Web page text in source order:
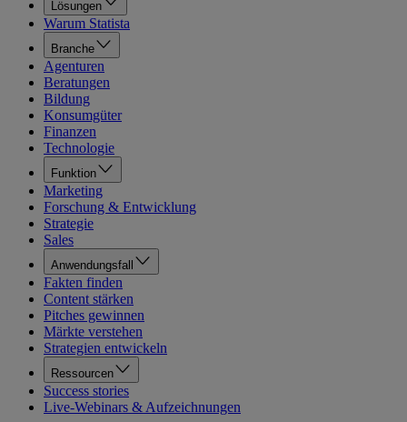
Lösungen
Warum Statista
Branche
Agenturen
Beratungen
Bildung
Konsumgüter
Finanzen
Technologie
Funktion
Marketing
Forschung & Entwicklung
Strategie
Sales
Anwendungsfall
Fakten finden
Content stärken
Pitches gewinnen
Märkte verstehen
Strategien entwickeln
Ressourcen
Success stories
Live-Webinars & Aufzeichnungen